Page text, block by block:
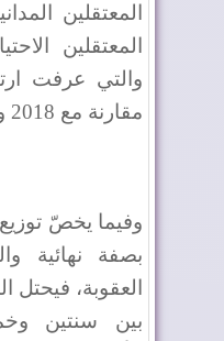
مقارنة مع 2018 و2019.
وفيما يخصّ
بصفة نهائية
العقوبة، فيحتل
بين سنتين